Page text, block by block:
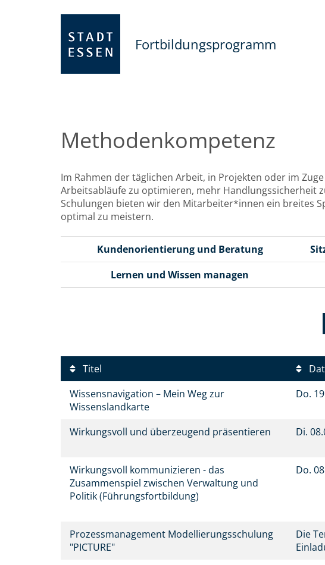
Fortbildungsprogramm
Methodenkompetenz
Im Rahmen der täglichen Arbeit, in Projekten oder im
Arbeitsabläufe zu optimieren, mehr Handlungssicherheit
Schulungen bieten wir den Mitarbeiter*innen ein breites
optimal zu meistern.
Kundenorientierung und Beratung
Lernen und Wissen managen
Titel
Wissensnavigation – Mein Weg zur
Wissenslandkarte
Do.
Wirkungsvoll und überzeugend präsentieren Di.
Wirkungsvoll kommunizieren - das
Zusammenspiel zwischen Verwaltung und
Politik (Führungsfortbildung)
Do.
Prozessmanagement Modellierungsschulung
"PICTURE"
Die